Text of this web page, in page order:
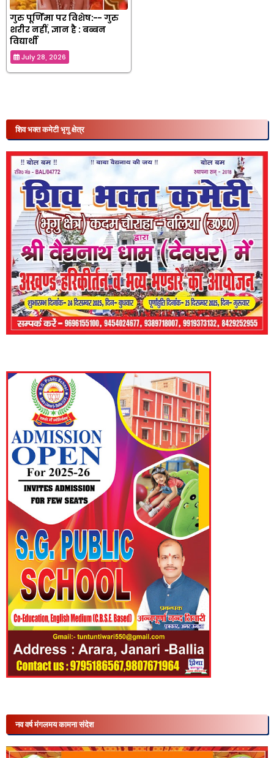
गुरु पूर्णिमा पर विशेष:-- गुरु
शरीर नहीं, ज्ञान है : बब्बन
विद्यार्थी
July 28, 2026
शिव भक्त कमेटी भृगु क्षेत्र
नव वर्ष मंगलमय कामना संदेश